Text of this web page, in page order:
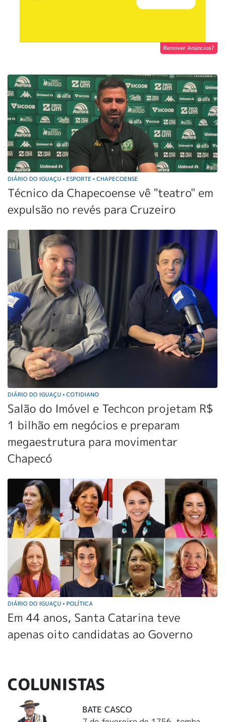
Remover Anúncios?
DIÁRIO DO IGUAÇU • ESPORTE • CHAPECOENSE
Técnico da Chapecoense vê "teatro" em
expulsão no revés para Cruzeiro
DIÁRIO DO IGUAÇU • COTIDIANO
Salão do Imóvel e Techcon projetam R$
1 bilhão em negócios e preparam
megaestrutura para movimentar
Chapecó
DIÁRIO DO IGUAÇU • POLÍTICA
Em 44 anos, Santa Catarina teve
apenas oito candidatas ao Governo
COLUNISTAS
BATE CASCO